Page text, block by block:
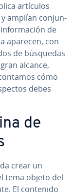
artículos
amplían co­n­ju­n­
de
aparecen, con
de búsquedas
alcance,
cómo
debes
de
crear un
tema objeto del
El contenido